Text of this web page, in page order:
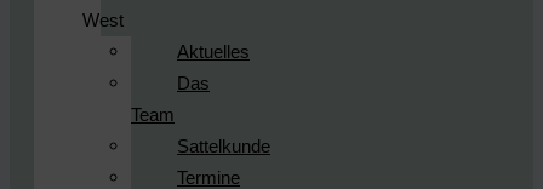
West
Aktuelles
Das
Team
Sattelkunde
Termine